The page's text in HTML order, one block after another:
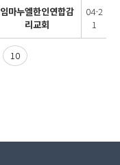
임마누엘한인연합감
리교회
04-2
1
10